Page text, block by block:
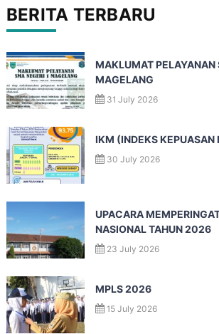
BERITA TERBARU
MAKLUMAT PELAYANAN
MAGELANG
31 July 2026
IKM (INDEKS KEPUASAN
30 July 2026
UPACARA
NASIONAL TAHUN 2026
23 July 2026
MPLS 2026
15 July 2026